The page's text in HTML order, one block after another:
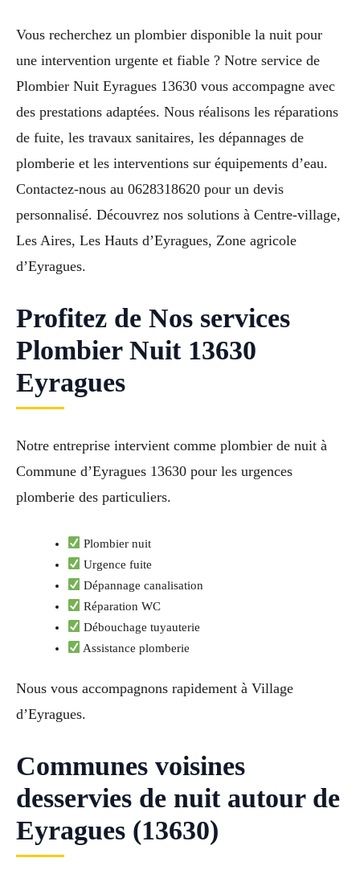
Vous recherchez un plombier disponible la nuit pour
une intervention urgente et fiable ? Notre service de
Plombier Nuit Eyragues 13630 vous accompagne avec
des prestations adaptées. Nous réalisons les réparations
de fuite, les travaux sanitaires, les dépannages de
plomberie et les interventions sur équipements d’eau.
Contactez-nous au 0628318620 pour un devis
personnalisé. Découvrez nos solutions à Centre-village,
Les Aires, Les Hauts d’Eyragues, Zone agricole
d’Eyragues.
Profitez de Nos services
Plombier Nuit 13630
Eyragues
Notre entreprise intervient comme plombier de nuit à
Commune d’Eyragues 13630 pour les urgences
plomberie des particuliers.
Plombier nuit
Urgence fuite
Dépannage canalisation
Réparation WC
Débouchage tuyauterie
Assistance plomberie
Nous vous accompagnons rapidement à Village
d’Eyragues.
Communes voisines
desservies de nuit autour de
Eyragues (13630)